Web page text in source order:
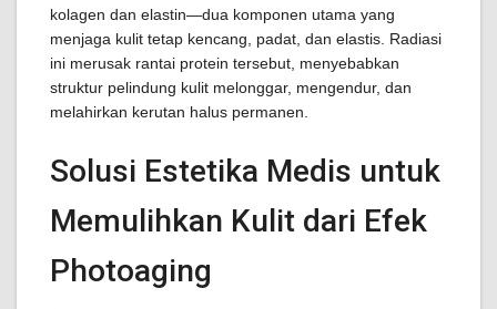
kolagen dan elastin—dua komponen utama yang
menjaga kulit tetap kencang, padat, dan elastis. Radiasi
ini merusak rantai protein tersebut, menyebabkan
struktur pelindung kulit melonggar, mengendur, dan
melahirkan kerutan halus permanen.
Solusi Estetika Medis untuk
Memulihkan Kulit dari Efek
Photoaging